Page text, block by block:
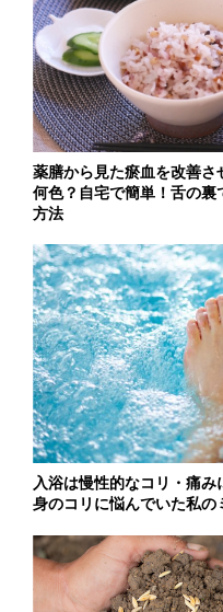
薬膳から見た瘀血を改善
何色？自宅で簡単！舌の
方法
入浴は慢性的なコリ・痛
身のコリに悩んでいた私